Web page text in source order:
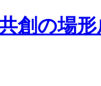
創の場